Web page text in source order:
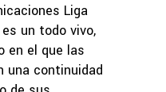
Liga
un todo vivo,
en el que las
una continuidad